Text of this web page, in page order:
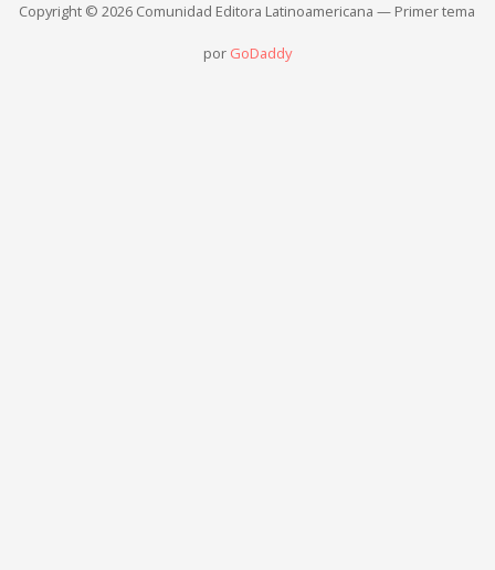
Copyright © 2026 Comunidad Editora Latinoamericana — Primer tema
por GoDaddy